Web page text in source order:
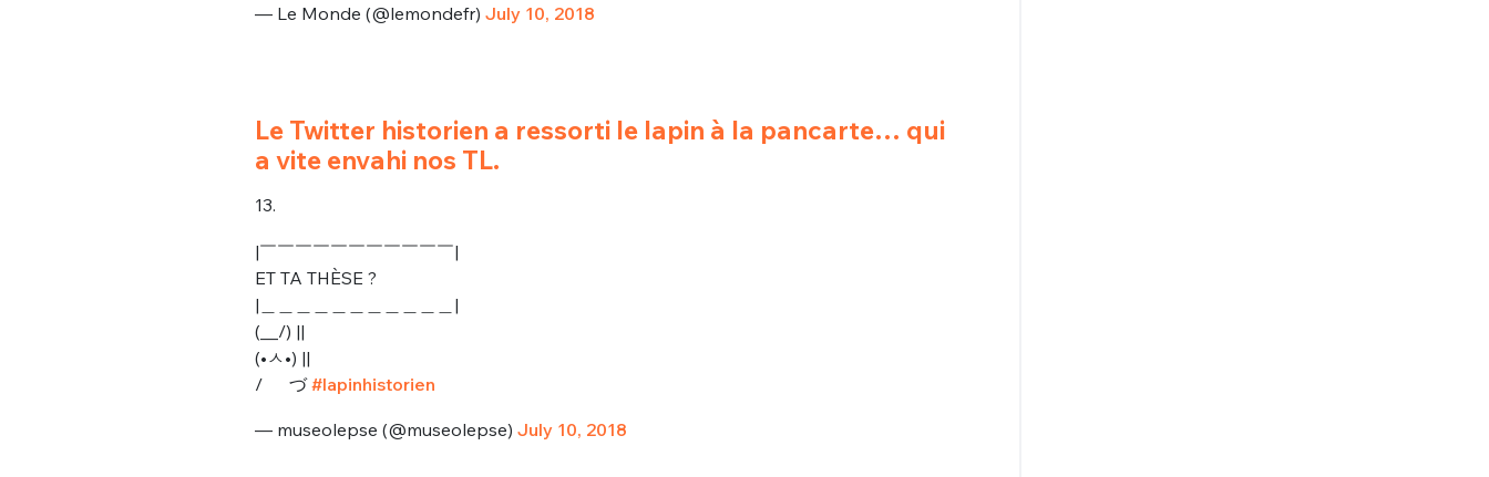
— Le Monde (@lemondefr) July 10, 2018
Le Twitter historien a ressorti le lapin à la pancarte… qui
a vite envahi nos TL.
13.
|￣￣￣￣￣￣￣￣￣￣￣|
ET TA THÈSE ?
|＿＿＿＿＿＿＿＿＿＿＿|
(__/) ||
(•ㅅ•) ||
/ づ#lapinhistorien
— museolepse (@museolepse) July 10, 2018
Bienvenue !
EMAIL*
Connexion
Que souhaitez-vous proposer ?
tweets